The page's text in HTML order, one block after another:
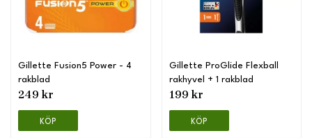
Gillette Fusion5 Power - 4
rakblad
249 kr
KÖP
Gillette ProGlide Flexball
rakhyvel + 1 rakblad
199 kr
KÖP